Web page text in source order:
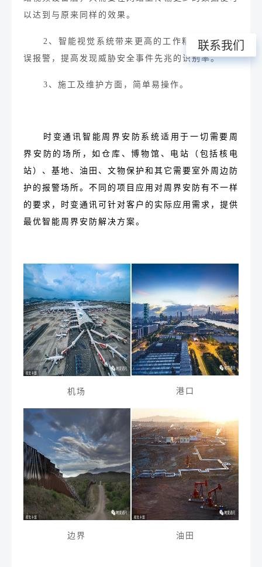
以达到与原来同样的效果。
2、 智能视觉 系统带来更高的工作精度和更少的
误报警，提高发现威胁安全事件先兆的识别率。
3、 施工及维护方面，简单易操作。
时变通讯智能周界安防系统适用于一切需要周
界安防的场所，如仓库、博物馆、电站（包括核电
站）、基地、油田、文物保护和其它需要室外周边防
护的报警场所。不同的项目应用对周界安防有不一样
的要求，时变通讯可针对客户的实际应用需求，提供
最优智能周界安防解决方案。
机场 港口
边界 油田
联系我们